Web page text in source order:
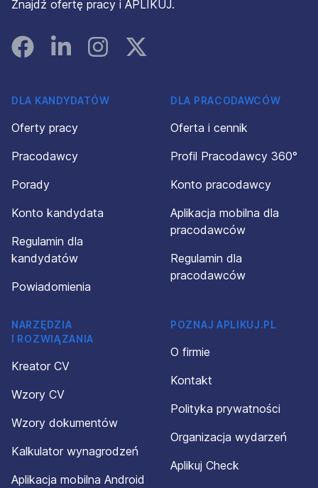
Znajdź ofertę pracy i APLIKUJ.
FacebookLinked InInstagramInstagram
DLA KANDYDATÓW
Oferty pracy
Pracodawcy
Porady
Konto kandydata
Regulamin dla
kandydatów
Powiadomienia
DLA PRACODAWCÓW
Oferta i cennik
Profil Pracodawcy 360°
Konto pracodawcy
Aplikacja mobilna dla
pracodawców
Regulamin dla
pracodawców
NARZĘDZIA
I ROZWIĄZANIA
Kreator CV
Wzory CV
Wzory dokumentów
Kalkulator wynagrodzeń
Aplikacja mobilna Android
POZNAJ APLIKUJ.PL
O firmie
Kontakt
Polityka prywatności
Organizacja wydarzeń
Aplikuj Check